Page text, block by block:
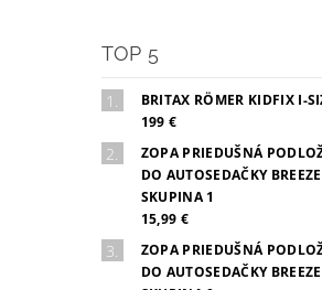
TOP 5
BRITAX RÖMER KIDFIX I-
199 €
ZOPA PRIEDUŠNÁ
DO AUTOSEDAČKY BREEZE
SKUPINA 1
15,99 €
ZOPA PRIEDUŠNÁ
DO AUTOSEDAČKY BREEZE